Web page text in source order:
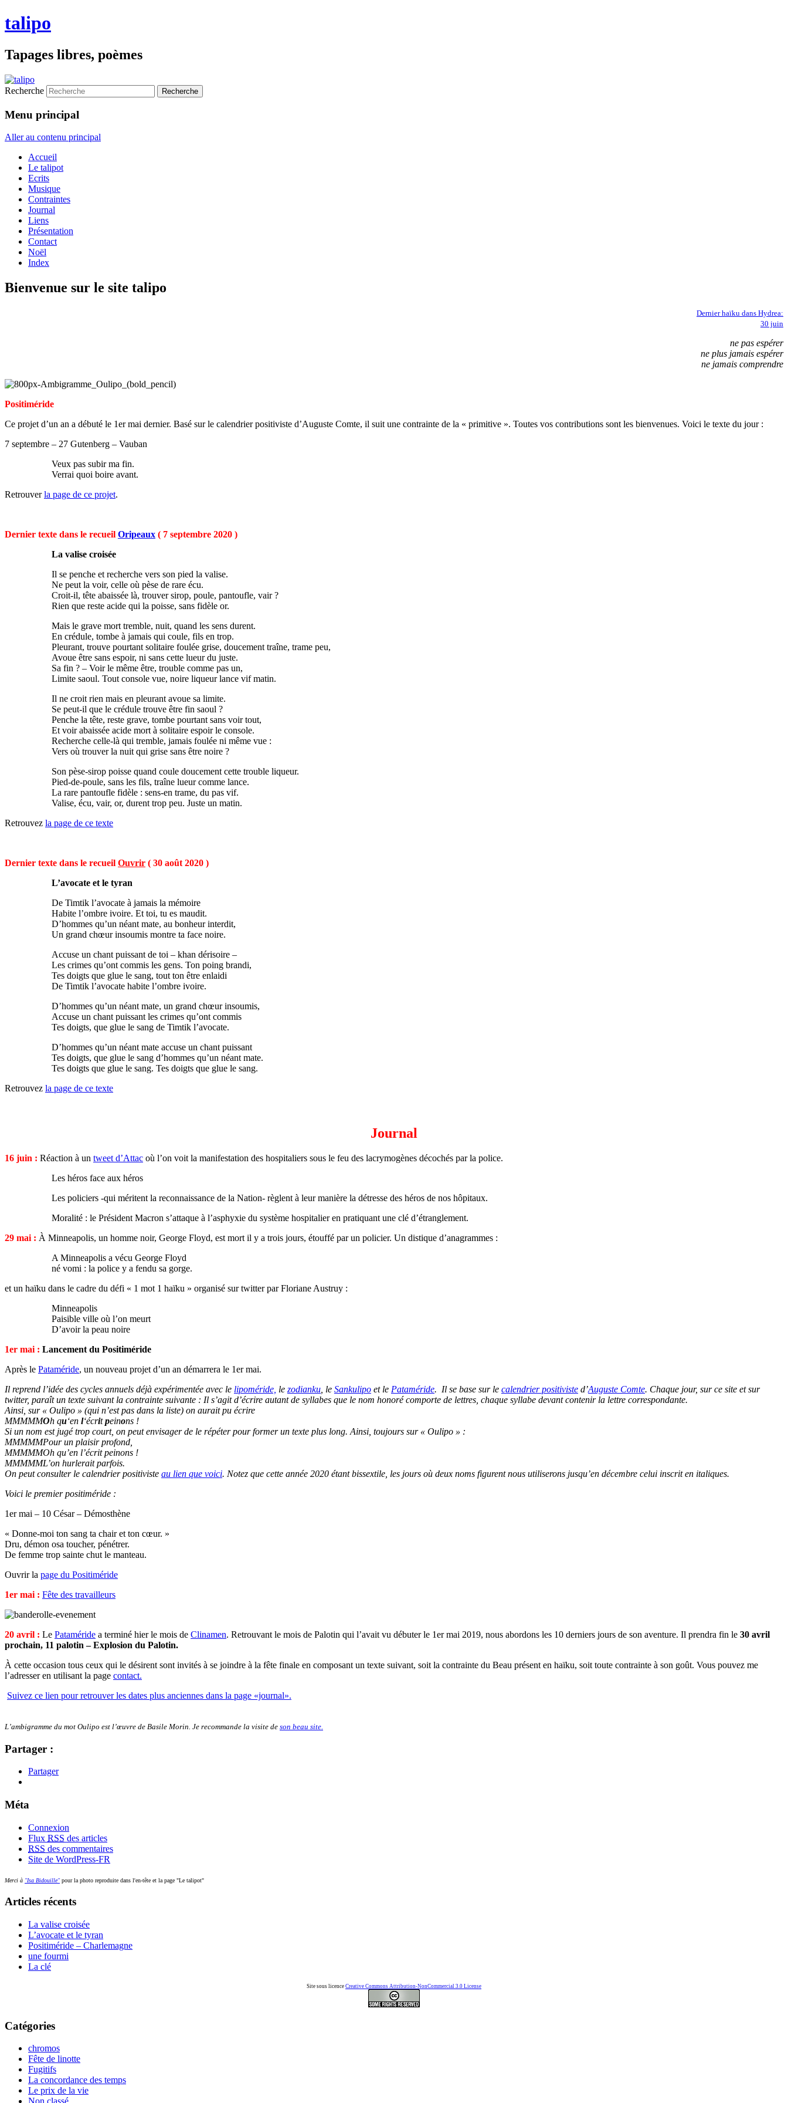
talipo
Tapages libres, poèmes
Recherche
Menu principal
Aller au contenu principal
Accueil
Le talipot
Ecrits
Musique
Contraintes
Journal
Liens
Présentation
Contact
Noël
Index
Bienvenue sur le site talipo
Dernier haïku dans Hydrea:
30 juin
ne pas espérer
ne plus jamais espérer
ne jamais comprendre
Positiméride
Ce projet d’un an a débuté le 1er mai dernier. Basé sur le calendrier positiviste d’Auguste Comte, il suit une contrainte de la « primitive ». Toutes vos contributions sont les bienvenues. Voici le texte du jour :
7 septembre – 27 Gutenberg – Vauban
Veux pas subir ma fin.
Verrai quoi boire avant.
Retrouverla page de ce projet.
Dernier texte dans le recueil Oripeaux ( 7 septembre 2020 )
La valise croisée
Il se penche et recherche vers son pied la valise.
Ne peut la voir, celle où pèse de rare écu.
Croit-il, tête abaissée là, trouver sirop, poule, pantoufle, vair ?
Rien que reste acide qui la poisse, sans fidèle or.
Mais le grave mort tremble, nuit, quand les sens durent.
En crédule, tombe à jamais qui coule, fils en trop.
Pleurant, trouve pourtant solitaire foulée grise, doucement traîne, trame peu,
Avoue être sans espoir, ni sans cette lueur du juste.
Sa fin ? – Voir le même être, trouble comme pas un,
Limite saoul. Tout console vue, noire liqueur lance vif matin.
Il ne croit rien mais en pleurant avoue sa limite.
Se peut-il que le crédule trouve être fin saoul ?
Penche la tête, reste grave, tombe pourtant sans voir tout,
Et voir abaissée acide mort à solitaire espoir le console.
Recherche celle-là qui tremble, jamais foulée ni même vue :
Vers où trouver la nuit qui grise sans être noire ?
Son pèse-sirop poisse quand coule doucement cette trouble liqueur.
Pied-de-poule, sans les fils, traîne lueur comme lance.
La rare pantoufle fidèle : sens-en trame, du pas vif.
Valise, écu, vair, or, durent trop peu. Juste un matin.
Retrouvez la page de ce texte
Dernier texte dans le recueil Ouvrir ( 30 août 2020 )
L’avocate et le tyran
De Timtik l’avocate à jamais la mémoire
Habite l’ombre ivoire. Et toi, tu es maudit.
D’hommes qu’un néant mate, au bonheur interdit,
Un grand chœur insoumis montre ta face noire.
Accuse un chant puissant de toi – khan dérisoire –
Les crimes qu’ont commis les gens. Ton poing brandi,
Tes doigts que glue le sang, tout ton être enlaidi
De Timtik l’avocate habite l’ombre ivoire.
D’hommes qu’un néant mate, un grand chœur insoumis,
Accuse un chant puissant les crimes qu’ont commis
Tes doigts, que glue le sang de Timtik l’avocate.
D’hommes qu’un néant mate accuse un chant puissant
Tes doigts, que glue le sang d’hommes qu’un néant mate.
Tes doigts que glue le sang. Tes doigts que glue le sang.
Retrouvez la page de ce texte
Journal
16 juin : Réaction à un tweet d’Attac où l’on voit la manifestation des hospitaliers sous le feu des lacrymogènes décochés par la police.
Les héros face aux héros
Les policiers -qui méritent la reconnaissance de la Nation- règlent à leur manière la détresse des héros de nos hôpitaux.
Moralité : le Président Macron s’attaque à l’asphyxie du système hospitalier en pratiquant une clé d’étranglement.
29 mai : À Minneapolis, un homme noir, George Floyd, est mort il y a trois jours, étouffé par un policier. Un distique d’anagrammes :
A Minneapolis a vécu George Floyd
né vomi : la police y a fendu sa gorge.
et un haïku dans le cadre du défi « 1 mot 1 haïku » organisé sur twitter par Floriane Austruy :
Minneapolis
Paisible ville où l’on meurt
D’avoir la peau noire
1er mai : Lancement du Positiméride
Après le Pataméride, un nouveau projet d’un an démarrera le 1er mai.
Il reprend l’idée des cycles annuels déjà expérimentée avec le lipoméride, le zodianku , le Sankulipo et le Pataméride. Il se base sur le calendrier positiviste d’Auguste Comte. Chaque jour, sur ce site et sur
twitter, paraît un texte suivant la contrainte suivante : Il s’agit d’écrire autant de syllabes que le nom honoré comporte de lettres, chaque syllabe devant contenir la lettre correspondante.
Ainsi, sur « Oulipo » (qui n’est pas dans la liste) on aurait pu écrire
MMMMMOh qu‘en l‘écritpeinons !
Si un nom est jugé trop court, on peut envisager de le répéter pour former un texte plus long. Ainsi, toujours sur « Oulipo » :
MMMMMPour un plaisir profond,
MMMMMOh qu’en l’écrit peinons !
MMMMML’on hurlerait parfois.
On peut consulter le calendrier positiviste au lien que voici. Notez que cette année 2020 étant bissextile, les jours où deux noms figurent nous utiliserons jusqu’en décembre celui inscrit en italiques.
Voici le premier positiméride :
1er mai – 10 César – Démosthène
« Donne-moi ton sang ta chair et ton cœur. »
Dru, démon osa toucher, pénétrer.
De femme trop sainte chut le manteau.
Ouvrir la page du Positiméride
1er mai : Fête des travailleurs
20 avril : Le Pataméride a terminé hier le mois de Clinamen. Retrouvant le mois de Palotin qui l’avait vu débuter le 1er mai 2019, nous abordons les 10 derniers jours de son aventure. Il prendra fin le 30 avril
prochain, 11 palotin – Explosion du Palotin.
À cette occasion tous ceux qui le désirent sont invités à se joindre à la fête finale en composant un texte suivant, soit la contrainte du Beau présent en haïku, soit toute contrainte à son goût. Vous pouvez me
l’adresser en utilisant la page contact.
Suivez ce lien pour retrouver les dates plus anciennes dans la page «journal».
L’ambigramme du mot Oulipo est l’œuvre de Basile Morin. Je recommande la visite de son beau site.
Partager :
Partager
Méta
Connexion
Flux RSS des articles
RSS des commentaires
Site de WordPress-FR
Merci à "Isa Bidouille" pour la photo reproduite dans l'en-tête et la page "Le talipot"
Articles récents
La valise croisée
L’avocate et le tyran
Positiméride – Charlemagne
une fourmi
La clé
Site sous licence Creative Commons Attribution-NonCommercial 3.0 License
Catégories
chromos
Fête de linotte
Fugitifs
La concordance des temps
Le prix de la vie